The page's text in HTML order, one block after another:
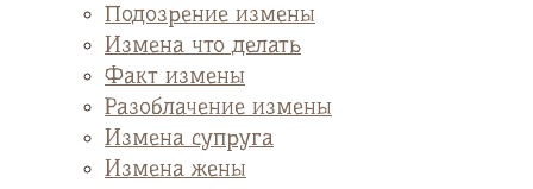
Подозрение измены
Измена что делать
Факт измены
Разоблачение измены
Измена супруга
Измена жены